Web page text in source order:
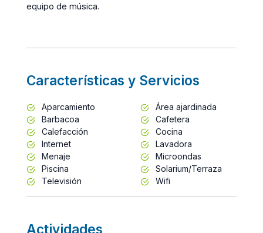
equipo de música.
Características y Servicios
Aparcamiento
Área ajardinada
Barbacoa
Cafetera
Calefacción
Cocina
Internet
Lavadora
Menaje
Microondas
Piscina
Solarium/Terraza
Televisión
Wifi
Actividades